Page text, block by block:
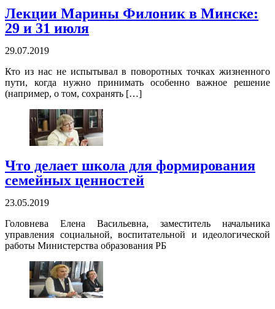
Лекции Марины Филоник в Минске:
29 и 31 июля
29.07.2019
Кто из нас не испытывал в поворотных точках жизненного
пути, когда нужно принимать особенно важное решение
(например, о том, сохранять […]
Что делает школа для формирования
семейных ценностей
23.05.2019
Головнева Елена Васильевна, заместитель начальника
управления социальной, воспитательной и идеологической
работы Министерства образования РБ